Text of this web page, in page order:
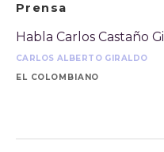
Prensa
Habla Carlos Castaño Gil
CARLOS ALBERTO GIRALDO
EL COLOMBIANO